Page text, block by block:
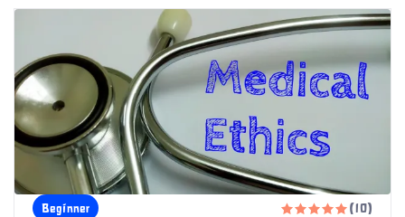
10 Weeks
Beginner  (10)